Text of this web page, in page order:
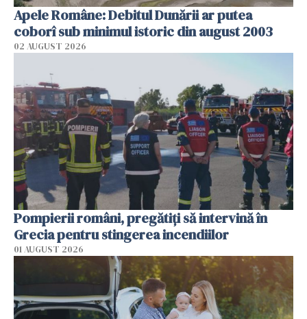
Apele Române: Debitul Dunării ar putea
coborî sub minimul istoric din august 2003
02 AUGUST 2026
Pompierii români, pregătiţi să intervină în
Grecia pentru stingerea incendiilor
01 AUGUST 2026